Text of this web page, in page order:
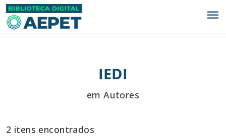
menu
IEDI
em Autores
2 itens encontrados